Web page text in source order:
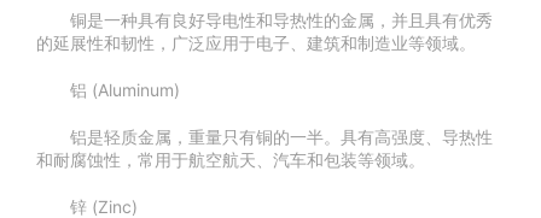
铜是一种具有良好导电性和导热性的金属，并且具有优秀
的延展性和韧性，广泛应用于电子、建筑和制造业等领域。
铝 (Aluminum)
铝是轻质金属，重量只有铜的一半。具有高强度、导热性
和耐腐蚀性，常用于航空航天、汽车和包装等领域。
锌 (Zinc)